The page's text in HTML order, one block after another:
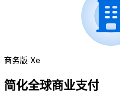
商务版 Xe
简化全球商业支付